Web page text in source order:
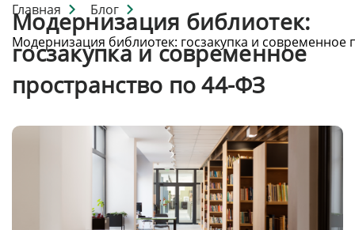
Главная
Блог
Модернизация библиотек: госзакупка и современное
Модернизация библиотек:
госзакупка и современное
пространство по 44-ФЗ